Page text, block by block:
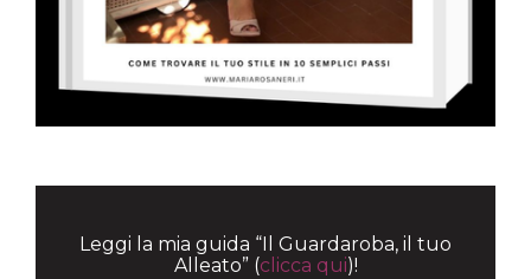
Leggi la mia guida “Il Guardaroba, il tuo
Alleato” (clicca qui)!